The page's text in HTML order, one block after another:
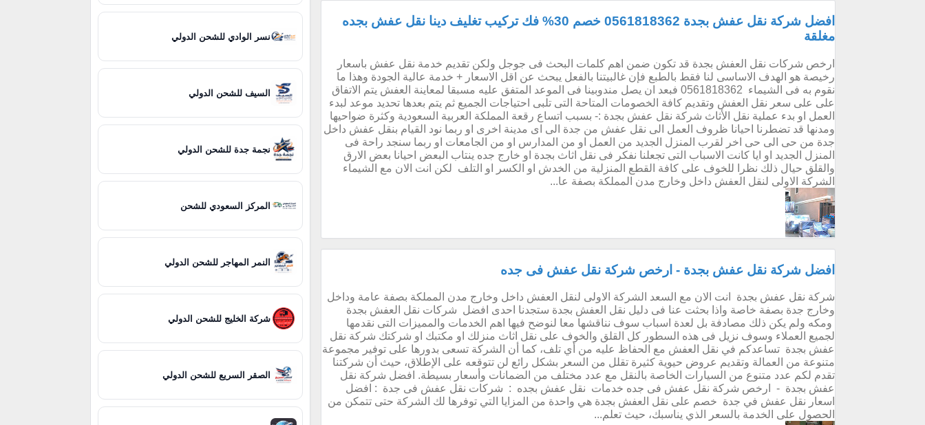
افضل شركة نقل عفش بجدة 0561818362 خصم 30% فك تركيب تغليف دينا نقل عفش بجده
مغلقة
ارخص شركات نقل العفش بجدة قد تكون ضمن اهم كلمات البحث فى جوجل ولكن تقديم خدمة نقل عفش باسعار
رخيصة هو الهدف الاساسى لنا فقط بالطبع فإن غالبيتنا بالفعل يبحث عن اقل الاسعار + خدمة عالية الجودة وهذا ما
نقوم به فى الشيماء 0561818362 فبعد ان يصل مندوبينا فى الموعد المتفق عليه مسبقا لمعاينة العفش يتم الاتفاق
على على سعر نقل العفش وتقديم كافة الخصومات المتاحة التى تلبى احتياجات الجميع ثم يتم بعدها تحديد موعد لبدء
العمل او بدء عملية نقل الأثاث شركة نقل عفش بجدة :- بسبب اتساع رقعة المملكة العربية السعودية وكثرة ضواحيها
ومدنها قد تضطرنا احيانا ظروف العمل الى نقل عفش من جدة الى اى مدينة اخرى او ربما نود القيام بنقل عفش داخل
جدة من حى الى حى اخر لقرب المنزل الجديد من العمل او من المدارس او من الجامعات او ربما سنجد راحة فى
المنزل الجديد او ايا كانت الاسباب التى تجعلنا نفكر فى نقل اثاث بجدة او خارج جده ينتاب البعض احيانا بعض الارق
والقلق حيال ذلك نظرا للخوف على كافة القطع المنزلية من الخدش او الكسر او التلف لكن انت الان مع الشيماء
الشركة الاولى لنقل العفش داخل وخارج مدن المملكة بصفة عا...
افضل شركة نقل عفش بجدة - ارخص شركة نقل عفش فى جده
شركة نقل عفش بجدة انت الان مع السعد الشركة الاولى لنقل العفش داخل وخارج مدن المملكة بصفة عامة وداخل
وخارج جدة بصفة خاصة واذا بحثت عنا فى دليل نقل العفش بجدة ستجدنا احدى افضل شركات نقل العفش بجدة
ومكه ولم يكن ذلك مصادفة بل لعدة اسباب سوف نناقشها معا لنوضح فيها اهم الخدمات والمميزات التى نقدمها
لجميع العملاء وسوف نزيل فى هذه السطور كل القلق والخوف على نقل اثاث منزلك او مكتبك او شركتك شركة نقل
عفش بجدة تساعدكم في نقل العفش مع الحفاظ عليه من أي تلف، كما أن الشركة تسعى بدورها على توفير مجموعة
متنوعة من العمالة وتقديم عروض حيوية كثيرة تقلل من السعر بشكل رائع لن تتوقعه على الإطلاق، حيث أن شركتنا
تقدم لكم عدد متنوع من السيارات الخاصة بالنقل مع عدد مختلف من الضمانات وأسعار بسيطة. افضل شركة نقل
عفش بجدة - ارخص شركة نقل عفش فى جده خدمات نقل عفش بجده : شركات نقل عفش فى جدة : افضل
اسعار نقل عفش في جدة خصم على نقل العفش بجدة هي واحدة من المزايا التي توفرها لك الشركة حتى تتمكن من
الحصول على الخدمة بالسعر الذي يناسبك، حيث تعلم...
نسر الوادي للشحن الدولي
السيف للشحن الدولي
نجمة جدة للشحن الدولي
المركز السعودي للشحن
النمر المهاجر للشحن الدولي
شركة الخليج للشحن الدولي
الصقر السريع للشحن الدولي